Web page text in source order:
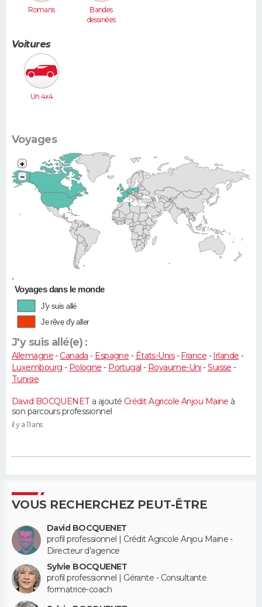
Romans
Bandes
dessinées
Voitures
Un 4x4
Voyages
•
+
−
Voyages dans le monde
J'y suis allé
Je rêve d'y aller
J'y suis allé(e) :
Allemagne- Canada - Espagne - États-Unis- France - Irlande -
Luxembourg - Pologne - Portugal - Royaume-Uni -Suisse -
Tunisie
David BOCQUENET a ajouté Crédit Agricole Anjou Maine à
son parcours professionnel
il y a 11 ans
VOUS RECHERCHEZ PEUT-ÊTRE
David BOCQUENET
profil professionnel | Crédit Agricole Anjou Maine -
Directeur d’agence
Sylvie BOCQUENET
profil professionnel | Gérante - Consultante
formatrice-coach